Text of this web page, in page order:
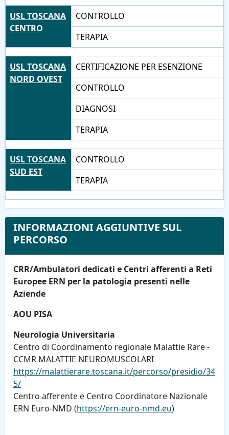
USL TOSCANA
CENTRO
CONTROLLO
TERAPIA
USL TOSCANA
NORD OVEST
CERTIFICAZIONE PER ESENZIONE
CONTROLLO
DIAGNOSI
TERAPIA
USL TOSCANA
SUD EST
CONTROLLO
TERAPIA
INFORMAZIONI AGGIUNTIVE SUL
PERCORSO
CRR/Ambulatori dedicati e Centri afferenti a Reti
Europee ERN per la patologia presenti nelle
Aziende
AOU PISA
Neurologia Universitaria
Centro di Coordinamento regionale Malattie Rare -
CCMR MALATTIE NEUROMUSCOLARI
https://malattierare.toscana.it/percorso/presidio/34
5/
Centro afferente e Centro Coordinatore Nazionale
ERN Euro-NMD (https://ern-euro-nmd.eu)